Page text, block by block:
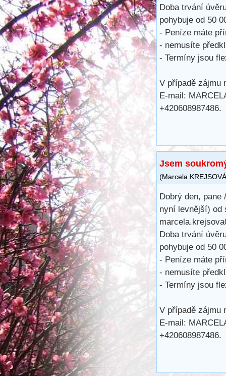
Doba trvání
pohybuje od 50
- Peníze máte
- nemusíte
- Termíny jsou
V případě zájmu
E-mail:
+420608987486.
Jsem
(Marcela KREJSOVÁ
Dobrý den,
nyní levnější) od
Doba trvání
pohybuje od 50
- Peníze máte
- nemusíte
- Termíny jsou
V případě zájmu
E-mail:
+420608987486.